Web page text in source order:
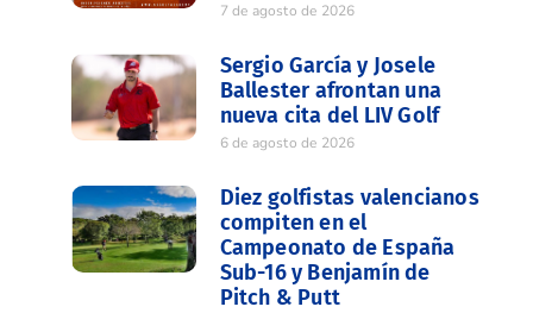
7 de agosto de 2026
Sergio García y Josele
Ballester afrontan una
nueva cita del LIV Golf
6 de agosto de 2026
Diez golfistas valencianos
compiten en el
Campeonato de España
Sub-16 y Benjamín de
Pitch & Putt